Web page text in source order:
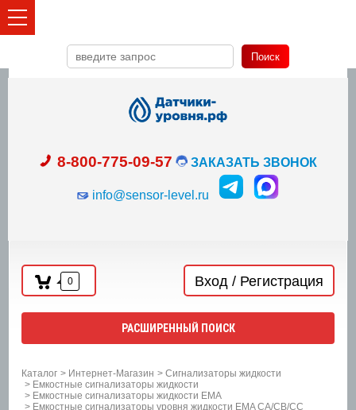
Поиск
8-800-775-09-57 ЗАКАЗАТЬ ЗВОНОК
info@sensor-level.ru
0 Вход / Регистрация
РАСШИРЕННЫЙ ПОИСК
Каталог > Интернет-Магазин > Сигнализаторы жидкости
> Емкостные сигнализаторы жидкости
> Емкостные сигнализаторы жидкости EMA
> Емкостные сигнализаторы уровня жидкости EMA CA/CB/CC